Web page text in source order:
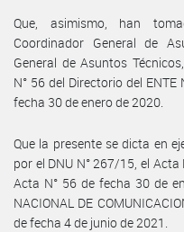
Que, asimismo, han
Coordinador General de
General de Asuntos
N° 56 del Directorio del ENTE
fecha 30 de enero de 2020.
Que la presente se dicta en
por el DNU N° 267/15, el
Acta N° 56 de fecha 30 de
NACIONAL DE
de fecha 4 de junio de 2021.